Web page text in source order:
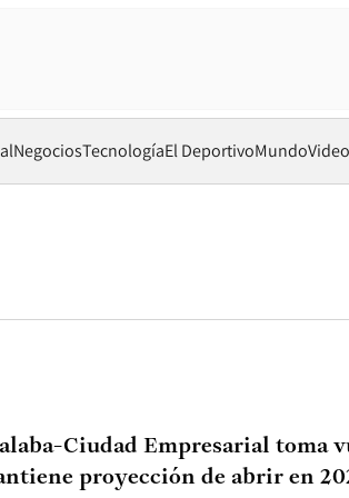
NegociosTecnologíaEl DeportivoMundo
Ciudad Empresarial toma
proyección de abrir en